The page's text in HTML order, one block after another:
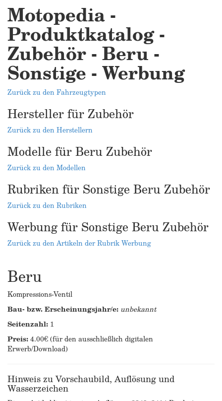
Motopedia -
Produktkatalog -
Zubehör - Beru -
Sonstige - Werbung
Zurück zu den Fahrzeugtypen
Hersteller für Zubehör
Zurück zu den Herstellern
Modelle für Beru Zubehör
Zurück zu den Modellen
Rubriken für Sonstige Beru Zubehör
Zurück zu den Rubriken
Werbung für Sonstige Beru Zubehör
Zurück zu den Artikeln der Rubrik Werbung
Beru
Kompressions-Ventil
Bau- bzw. Erscheinungsjahr/e: unbekannt
Seitenzahl: 1
Preis:4.00€ (für den ausschließlich digitalen
Erwerb/Download)
Hinweis zu Vorschaubild, Auflösung und
Wasserzeichen